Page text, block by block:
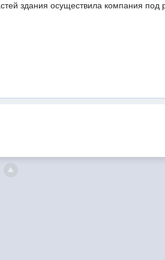
здания осуществила компания